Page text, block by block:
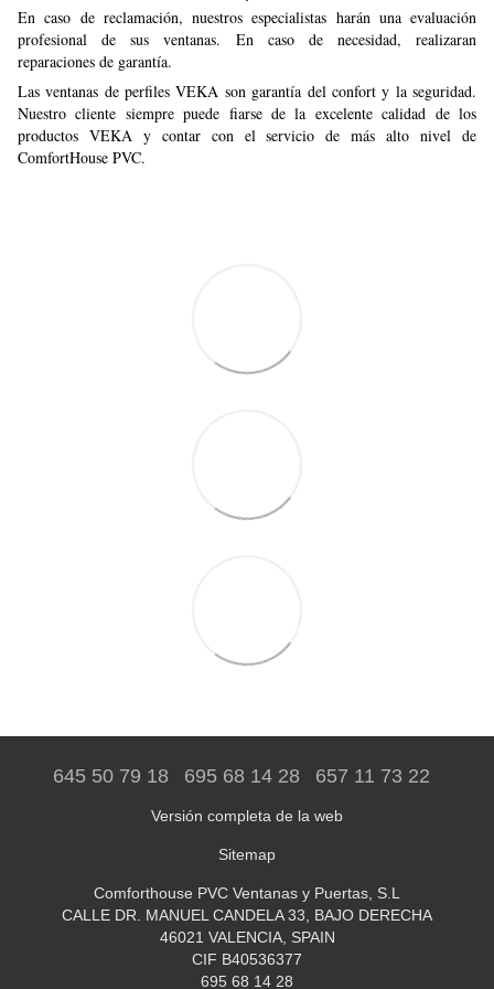
En caso de reclamación, nuestros especialistas harán una evaluación
profesional de sus ventanas. En caso de necesidad, realizaran
reparaciones de garantía.
Las ventanas de perfiles VEKA son garantía del confort y la seguridad.
Nuestro cliente siempre puede fiarse de la excelente calidad de los
productos VEKA y contar con el servicio de más alto nivel de
ComfortHouse PVC.
645 50 79 18 695 68 14 28 657 11 73 22
Versión completa de la web
Sitemap
Comforthouse PVC Ventanas y Puertas, S.L
CALLE DR. MANUEL CANDELA 33, BAJO DERECHA
46021 VALENCIA, SPAIN
CIF B40536377
695 68 14 28